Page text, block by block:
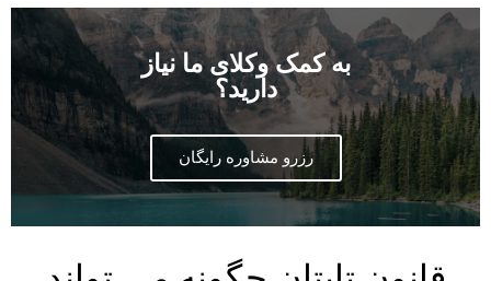
به کمک وکلای ما نیاز
دارید؟
رزرو مشاوره رایگان